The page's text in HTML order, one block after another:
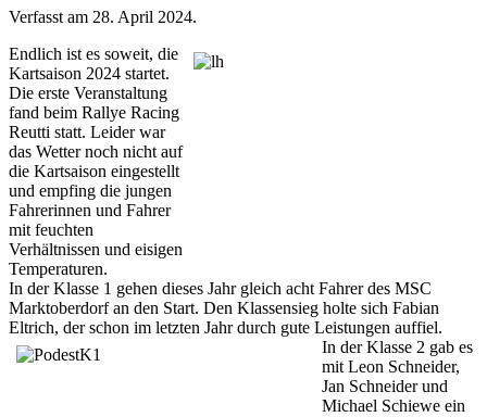
Verfasst am 28. April 2024.
Endlich ist es soweit, die
Kartsaison 2024 startet.
Die erste Veranstaltung
fand beim Rallye Racing
Reutti statt. Leider war
das Wetter noch nicht auf
die Kartsaison eingestellt
und empfing die jungen
Fahrerinnen und Fahrer
mit feuchten
Verhältnissen und eisigen
Temperaturen.
In der Klasse 1 gehen dieses Jahr gleich acht Fahrer des MSC
Marktoberdorf an den Start. Den Klassensieg holte sich Fabian
Eltrich, der schon im letzten Jahr durch gute Leistungen auffiel.
In der Klasse 2 gab es
mit Leon Schneider,
Jan Schneider und
Michael Schiewe ein